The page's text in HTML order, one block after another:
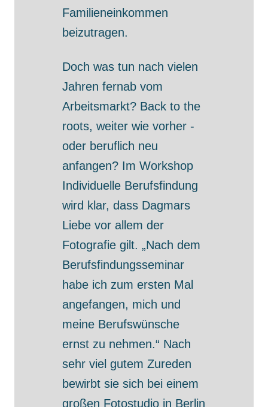
Familieneinkommen
beizutragen.
Doch was tun nach vielen
Jahren fernab vom
Arbeitsmarkt? Back to the
roots, weiter wie vorher -
oder beruflich neu
anfangen? Im Workshop
Individuelle Berufsfindung
wird klar, dass Dagmars
Liebe vor allem der
Fotografie gilt. „Nach dem
Berufsfindungsseminar
habe ich zum ersten Mal
angefangen, mich und
meine Berufswünsche
ernst zu nehmen.“ Nach
sehr viel gutem Zureden
bewirbt sie sich bei einem
großen Fotostudio in Berlin